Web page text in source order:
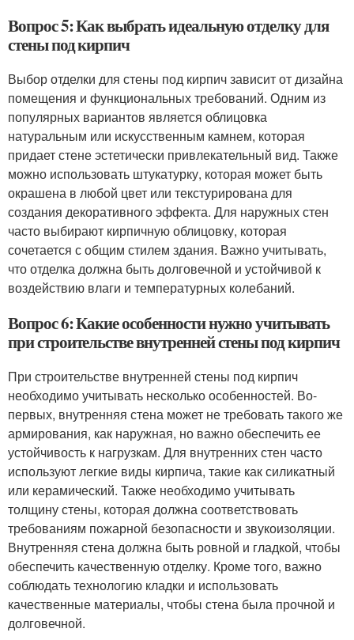
Вопрос 5: Как выбрать идеальную отделку для
стены под кирпич
Выбор отделки для стены под кирпич зависит от дизайна
помещения и функциональных требований. Одним из
популярных вариантов является облицовка
натуральным или искусственным камнем, которая
придает стене эстетически привлекательный вид. Также
можно использовать штукатурку, которая может быть
окрашена в любой цвет или текстурирована для
создания декоративного эффекта. Для наружных стен
часто выбирают кирпичную облицовку, которая
сочетается с общим стилем здания. Важно учитывать,
что отделка должна быть долговечной и устойчивой к
воздействию влаги и температурных колебаний.
Вопрос 6: Какие особенности нужно учитывать
при строительстве внутренней стены под кирпич
При строительстве внутренней стены под кирпич
необходимо учитывать несколько особенностей. Во-
первых, внутренняя стена может не требовать такого же
армирования, как наружная, но важно обеспечить ее
устойчивость к нагрузкам. Для внутренних стен часто
используют легкие виды кирпича, такие как силикатный
или керамический. Также необходимо учитывать
толщину стены, которая должна соответствовать
требованиям пожарной безопасности и звукоизоляции.
Внутренняя стена должна быть ровной и гладкой, чтобы
обеспечить качественную отделку. Кроме того, важно
соблюдать технологию кладки и использовать
качественные материалы, чтобы стена была прочной и
долговечной.